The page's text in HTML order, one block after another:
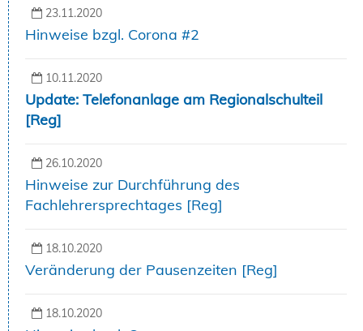
23.11.2020
Hinweise bzgl. Corona #2
10.11.2020
Update: Telefonanlage am Regionalschulteil
[Reg]
26.10.2020
Hinweise zur Durchführung des
Fachlehrersprechtages [Reg]
18.10.2020
Veränderung der Pausenzeiten [Reg]
18.10.2020